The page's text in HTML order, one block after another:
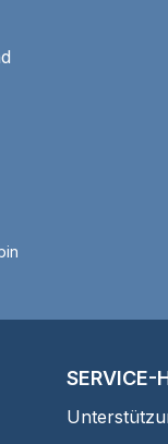
SERVICE-